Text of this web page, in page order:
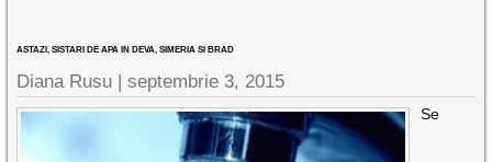
ASTAZI, SISTARI DE APA IN DEVA, SIMERIA SI BRAD
Diana Rusu |septembrie 3, 2015
Se